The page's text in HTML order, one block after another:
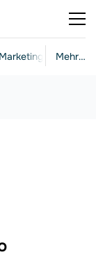
Mehr…
Marketing und